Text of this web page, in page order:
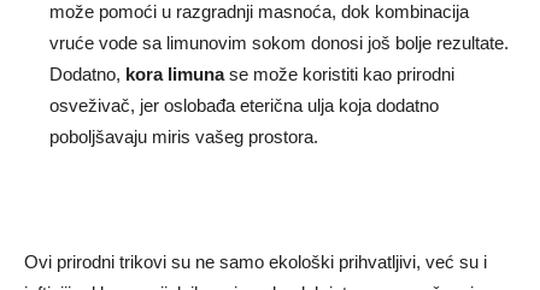
može pomoći u razgradnji masnoća, dok kombinacija
vruće vode sa limunovim sokom donosi još bolje rezultate.
Dodatno, kora limunase može koristiti kao prirodni
osveživač, jer oslobađa eterična ulja koja dodatno
poboljšavaju miris vašeg prostora.
Ovi prirodni trikovi su ne samo ekološki prihvatljivi, već su i